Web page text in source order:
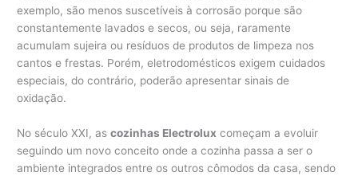
exemplo, são menos suscetíveis à corrosão porque são
constantemente lavados e secos, ou seja, raramente
acumulam sujeira ou resíduos de produtos de limpeza nos
cantos e frestas. Porém, eletrodomésticos exigem cuidados
especiais, do contrário, poderão apresentar sinais de
oxidação.
No século XXI, ascozinhas Electrolux começam a evoluir
seguindo um novo conceito onde a cozinha passa a ser o
ambiente integrados entre os outros cômodos da casa, sendo